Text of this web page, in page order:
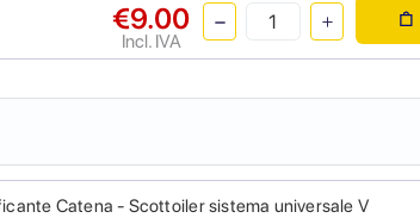
€9.00
Incl. IVA
Catena - Scottoiler sistema universale V